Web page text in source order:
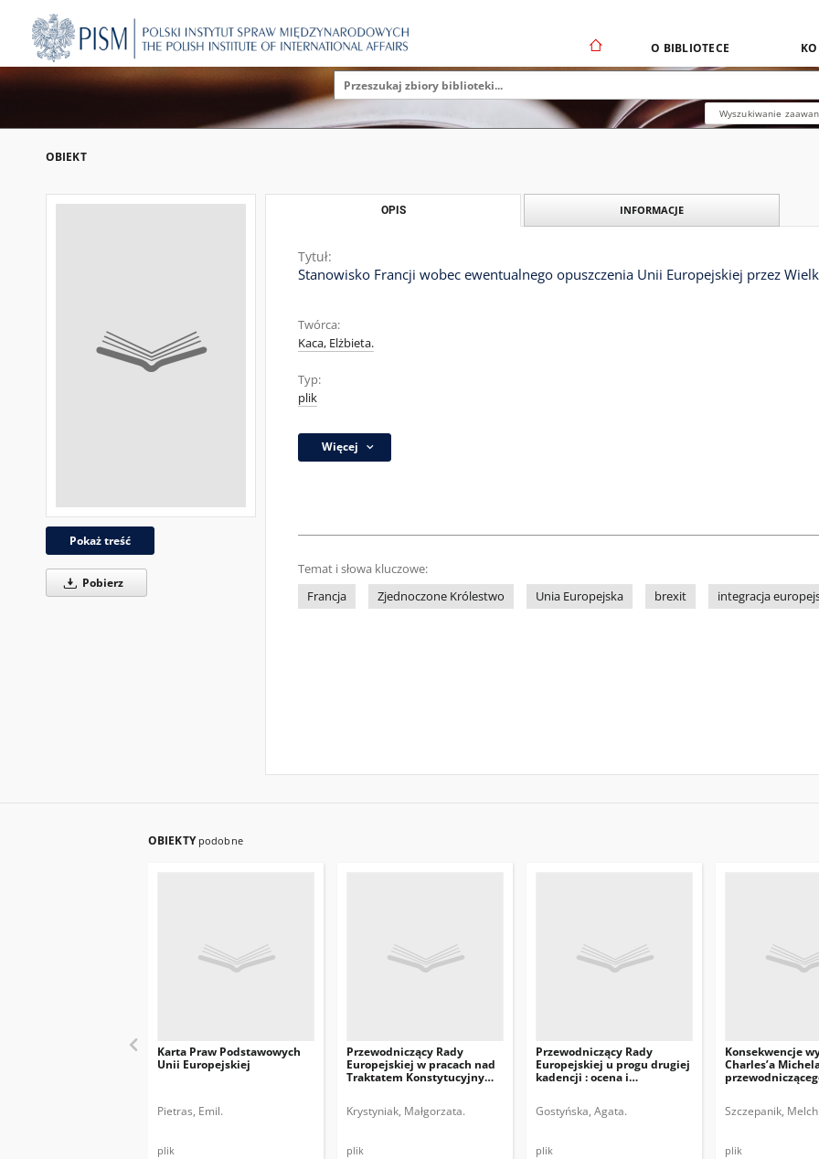
O BIBLIOTECE
Wyszukiwanie
OBIEKT
Pokaż treść
Pobierz
OPIS INFORMACJE
Tytuł:
Stanowisko Francji wobec ewentualnego opuszczenia Unii Europejskiej przez
Twórca:
Kaca, Elżbieta.
Typ:
plik
Więcej
Temat i słowa kluczowe:
Francja
Zjednoczone Królestwo Unia Europejska brexit integracja
OBIEKTY podobne
Karta Praw Podstawowych
Unii Europejskiej
Pietras, Emil.
plik
Przewodniczący Rady
Europejskiej w pracach nad
Traktatem Konstytucyjnym
Krystyniak, Małgorzata.
plik
Przewodniczący Rady
Europejskiej u progu drugiej
kadencji : ocena i
Gostyńska, Agata.
plik
Konsekwencje
Charles’a
Szczepanik,
plik